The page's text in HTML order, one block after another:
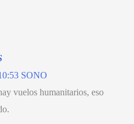
SONO
vuelos humanitarios, eso
.